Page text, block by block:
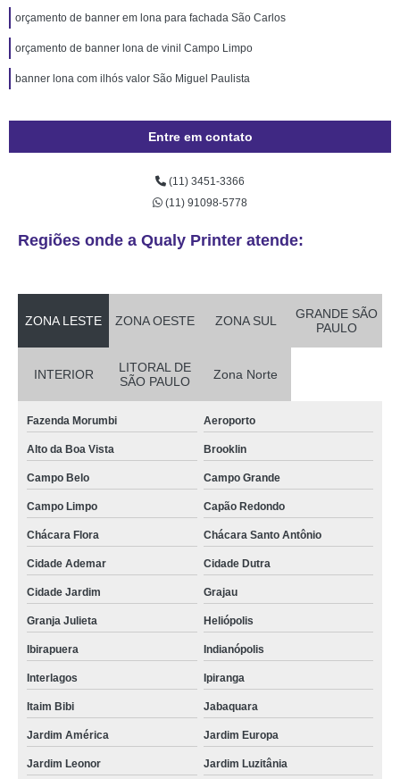
orçamento de banner em lona para fachada São Carlos
orçamento de banner lona de vinil Campo Limpo
banner lona com ilhós valor São Miguel Paulista
Entre em contato
(11) 3451-3366
(11) 91098-5778
Regiões onde a Qualy Printer atende:
ZONA LESTE ZONA OESTE ZONA SUL
GRANDE SÃO
PAULO
INTERIOR
LITORAL DE
SÃO PAULO
Zona Norte
Fazenda Morumbi Aeroporto
Alto da Boa Vista Brooklin
Campo Belo Campo Grande
Campo Limpo Capão Redondo
Chácara Flora Chácara Santo Antônio
Cidade Ademar Cidade Dutra
Cidade Jardim Grajau
Granja Julieta Heliópolis
Ibirapuera Indianópolis
Interlagos Ipiranga
Itaim Bibi Jabaquara
Jardim América Jardim Europa
Jardim Leonor Jardim Luzitânia